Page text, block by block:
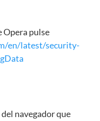
Opera pulse
en/latest/security-
navegador que